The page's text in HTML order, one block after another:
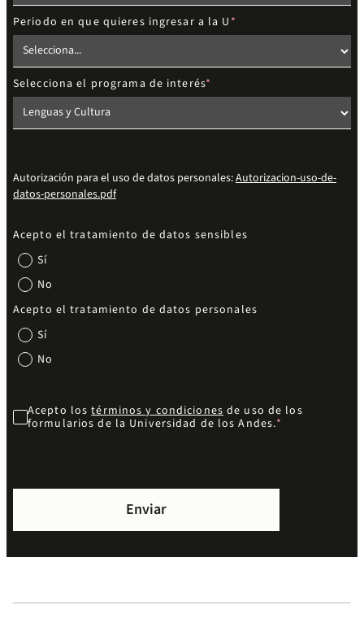
Periodo en que quieres ingresar a la U
Selecciona el programa de interés
Autorización para el uso de datos personales:Autorizacion-uso-de-
datos-personales.pdf
Acepto el tratamiento de datos sensibles
Sí
No
Acepto el tratamiento de datos personales
Sí
No
Acepto lostérminos y condiciones de uso de los
formularios de la Universidad de los Andes.